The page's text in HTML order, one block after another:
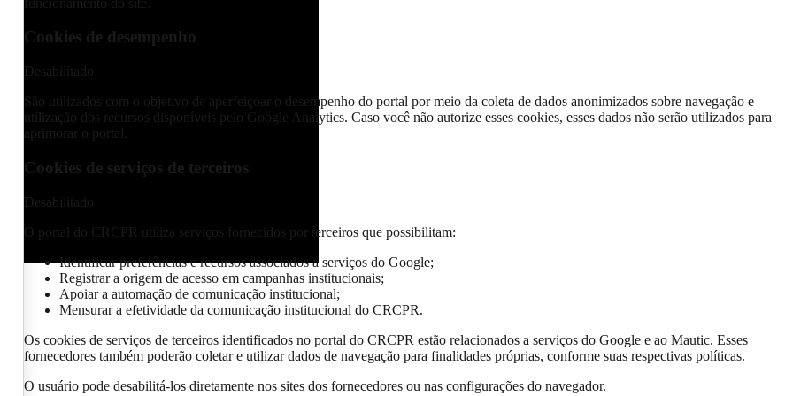
Cookies de desempenho
Desabilitado
São utilizados com o objetivo de aperfeiçoar o desempenho do portal por meio da coleta de dados anonimizados sobre navegação e
utilização dos recursos disponíveis pelo Google Analytics. Caso você não autorize esses cookies, esses dados não serão utilizados para
aprimorar o portal.
Cookies de serviços de terceiros
Desabilitado
O portal do CRCPR utiliza serviços fornecidos por terceiros que possibilitam:
Identificar preferências e recursos associados a serviços do Google;
Registrar a origem de acesso em campanhas institucionais;
Apoiar a automação de comunicação institucional;
Mensurar a efetividade da comunicação institucional do CRCPR.
Os cookies de serviços de terceiros identificados no portal do CRCPR estão relacionados a serviços do Google e ao Mautic. Esses
fornecedores também poderão coletar e utilizar dados de navegação para finalidades próprias, conforme suas respectivas políticas.
O usuário pode desabilitá-los diretamente nos sites dos fornecedores ou nas configurações do navegador.